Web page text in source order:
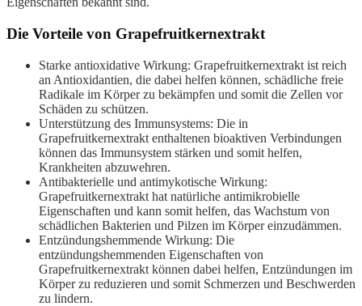
Die Vorteile von Grapefruitkernextrakt
Starke antioxidative Wirkung: Grapefruitkernextrakt ist reich
an Antioxidantien, die dabei helfen können, schädliche freie
Radikale im Körper zu bekämpfen und somit die Zellen vor
Schäden zu schützen.
Unterstützung des Immunsystems: Die in
Grapefruitkernextrakt enthaltenen bioaktiven Verbindungen
können das Immunsystem stärken und somit helfen,
Krankheiten abzuwehren.
Antibakterielle und antimykotische Wirkung:
Grapefruitkernextrakt hat natürliche antimikrobielle
Eigenschaften und kann somit helfen, das Wachstum von
schädlichen Bakterien und Pilzen im Körper einzudämmen.
Entzündungshemmende Wirkung: Die
entzündungshemmenden Eigenschaften von
Grapefruitkernextrakt können dabei helfen, Entzündungen im
Körper zu reduzieren und somit Schmerzen und Beschwerden
zu lindern.